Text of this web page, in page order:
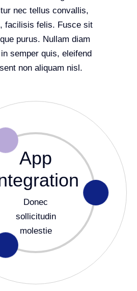
nec tellus convallis,
facilisis felis. Fusce sit
purus. Nullam diam
semper quis, eleifend
non aliquam nisl.
App
Donec
sollicitudin
molestie